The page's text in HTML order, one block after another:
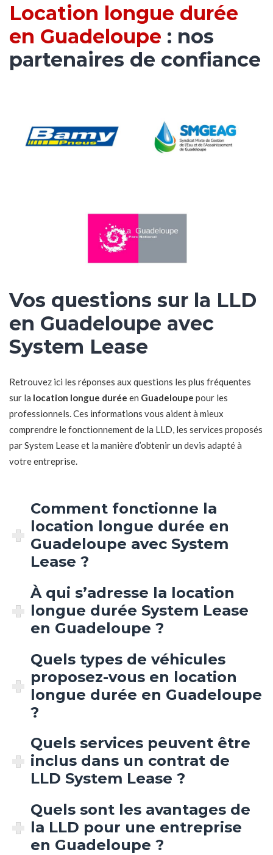
Location longue durée
en Guadeloupe : nos
partenaires de confiance
Vos questions sur la LLD
en Guadeloupe avec
System Lease
Retrouvez ici les réponses aux questions les plus fréquentes
sur la location longue durée en Guadeloupe pour les
professionnels. Ces informations vous aident à mieux
comprendre le fonctionnement de la LLD, les services proposés
par System Lease et la manière d’obtenir un devis adapté à
votre entreprise.
Comment fonctionne la
location longue durée en
Guadeloupe avec System
Lease ?
À qui s’adresse la location
longue durée System Lease
en Guadeloupe ?
Quels types de véhicules
proposez-vous en location
longue durée en Guadeloupe
?
Quels services peuvent être
inclus dans un contrat de
LLD System Lease ?
Quels sont les avantages de
la LLD pour une entreprise
en Guadeloupe ?